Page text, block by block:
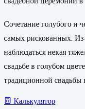
Сочетание голубого и
самых рискованных.
наблюдаться некая
свадьбе в голубом
традиционной свадьбы
Калькулятор